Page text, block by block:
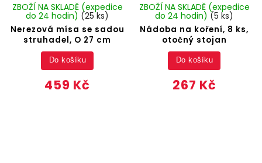
Nerezová mísa se sadou
struhadel, O 27 cm
ZBOŽÍ NA SKLADĚ (expedice
do 24 hodin) (25 ks)
459 Kč
Do košíku
Nádoba na koření, 8 ks,
otočný stojan
ZBOŽÍ NA SKLADĚ (expedice
do 24 hodin) (5 ks)
267 Kč
Do košíku